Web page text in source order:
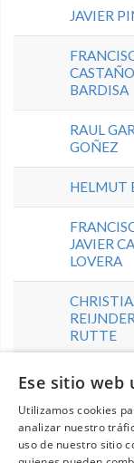
JAVIER
CASTAÑO
BARDISA
RAUL
GOÑEZ
HELMUT
JAVIER
LOVERA
RUTTE
Pos Jugador
Ese sitio web
Utilizamos cookies
analizar nuestro
uso de nuestro sitio